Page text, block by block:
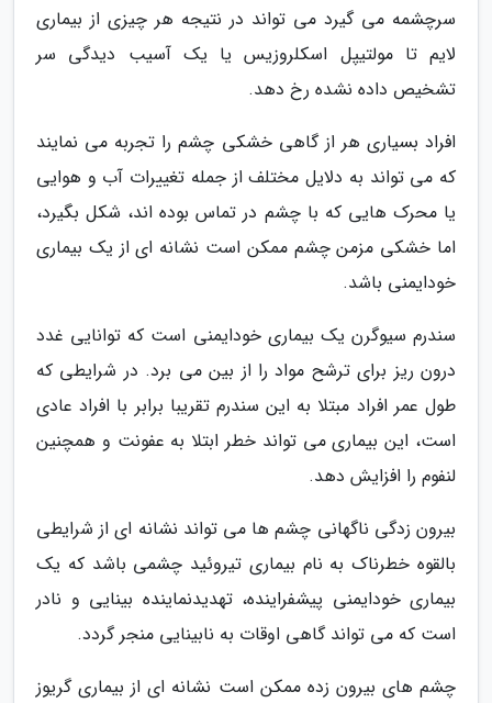
سرچشمه می گیرد می تواند در نتیجه هر چیزی از بیماری
لایم تا مولتیپل اسکلروزیس یا یک آسیب دیدگی سر
تشخیص داده نشده رخ دهد.
افراد بسیاری هر از گاهی خشکی چشم را تجربه می نمایند
که می تواند به دلایل مختلف از جمله تغییرات آب و هوایی
یا محرک هایی که با چشم در تماس بوده اند، شکل بگیرد،
اما خشکی مزمن چشم ممکن است نشانه ای از یک بیماری
خودایمنی باشد.
سندرم سیوگرن یک بیماری خودایمنی است که توانایی غدد
درون ریز برای ترشح مواد را از بین می برد. در شرایطی که
طول عمر افراد مبتلا به این سندرم تقریبا برابر با افراد عادی
است، این بیماری می تواند خطر ابتلا به عفونت و همچنین
لنفوم را افزایش دهد.
بیرون زدگی ناگهانی چشم ها می تواند نشانه ای از شرایطی
بالقوه خطرناک به نام بیماری تیروئید چشمی باشد که یک
بیماری خودایمنی پیشفراینده، تهدیدنماینده بینایی و نادر
است که می تواند گاهی اوقات به نابینایی منجر گردد.
چشم های بیرون زده ممکن است نشانه ای از بیماری گریوز